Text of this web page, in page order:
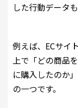
した行動データも
例えば、ECサイ
上で「どの商品
に購入したのか
の一つです。